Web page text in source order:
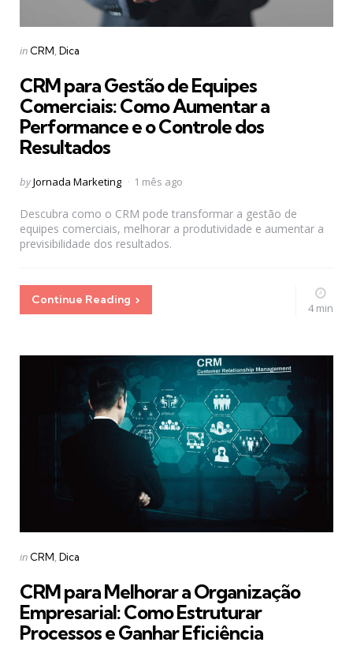
Categories
Posted
in CRM Dica
CRM para Gestão de Equipes
Comerciais: Como Aumentar a
Performance e o Controle dos
Resultados
Posted
byJornada Marketing 1 mês ago
Descubra como o CRM pode transformar a gestão de
equipes comerciais, melhorar a produtividade e aumentar a
previsibilidade dos resultados.
Continue Reading
4 min
Categories
Posted
in CRM Dica
CRM para Melhorar a Organização
Empresarial: Como Estruturar
Processos e Ganhar Eficiência